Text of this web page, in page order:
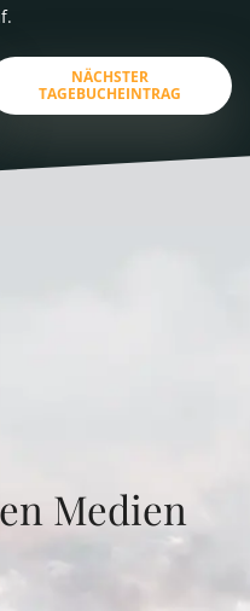
NÄCHSTER
TAGEBUCHEINTRAG
Medien